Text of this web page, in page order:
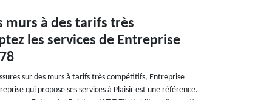
murs à des tarifs très
les services de Entreprise
sur des murs à tarifs très compétitifs, Entreprise
qui propose ses services à Plaisir est une référence.